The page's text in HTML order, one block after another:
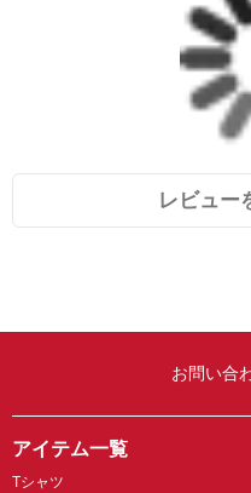
レビュー
お問い合
アイテム一覧
Tシャツ